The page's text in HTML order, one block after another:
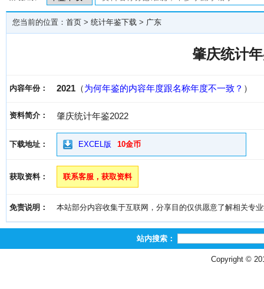
您当前的位置： 首页 > 统计年鉴下载 > 广东
肇庆统计
内容年份： 2021 （为何年鉴的内容年度跟名称年度不一致？ ）
资料简介： 肇庆统计年鉴2022
下载地址： EXCEL版 10金币
获取资料： 联系客服，获取资料
免责说明： 本站部分内容收集于互联网，分享目的仅供愿意了解相关专
站内搜索：
Copyright ©